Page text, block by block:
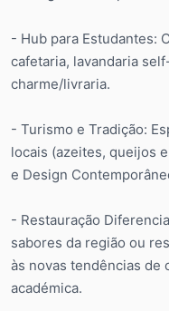
- Hub para Estudantes:
cafetaria, lavandaria
charme/livraria.
- Turismo e Tradição:
locais (azeites, queijos
e Design
- Restauração
sabores da região ou
às novas tendências de
académica.